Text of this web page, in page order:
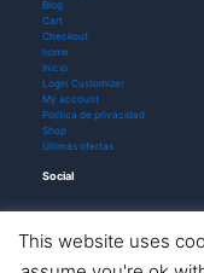
Blog
Cart
Checkout
home
Inicio
Login Customizer
My account
Política de privacidad
Shop
Últimas ofertas
Social
This website uses